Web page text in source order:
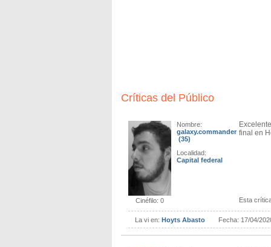
Críticas del Público
Cinéfilo: 0
Nombre:
galaxy.commander
(35)
Localidad:
Capital federal
final en
Esta
La vi en:Hoyts Abasto Fecha: 17/04/